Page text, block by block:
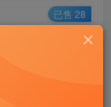
已售 28